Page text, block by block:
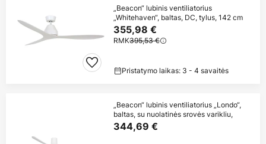
„Beacon“ lubinis ventiliatorius
„Whitehaven“, baltas, DC, tylus, 142 cm
355,98 €
RMK395,53 €
Pristatymo laikas: 3 - 4 savaitės
„Beacon“ lubinis ventiliatorius „Londo“,
baltas, su nuolatinės srovės varikliu,
344,69 €